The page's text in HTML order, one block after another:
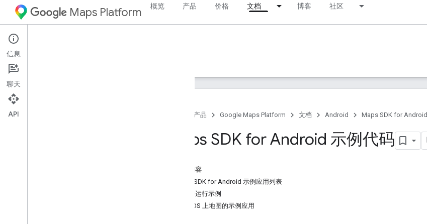
Maps Platform 概览 产品 价格 文档 博客 社区
Android
指南
产品 Google Maps Platform 文档 Android Maps SDK for Android
Maps SDK for Android 示例代码
本页内容
Maps SDK for Android 示例应用列表
克隆并运行示例
Wear OS 上地图的示例应用
信息
聊天
API